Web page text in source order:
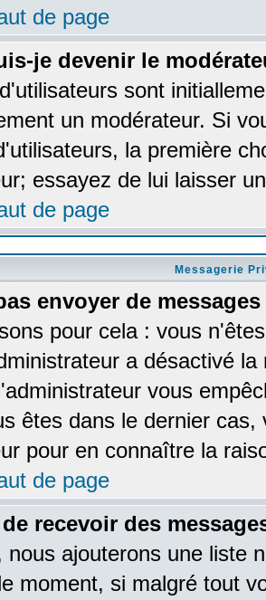
de page
je devenir le
sont
un modérateur. Si
la première
essayez de lui laisser
de page
Messagerie
envoyer de
pour cela : vous
a désactivé
vous
êtes dans le dernier
pour en connaître la
de page
recevoir des
nous ajouterons une liste
moment, si malgré tout